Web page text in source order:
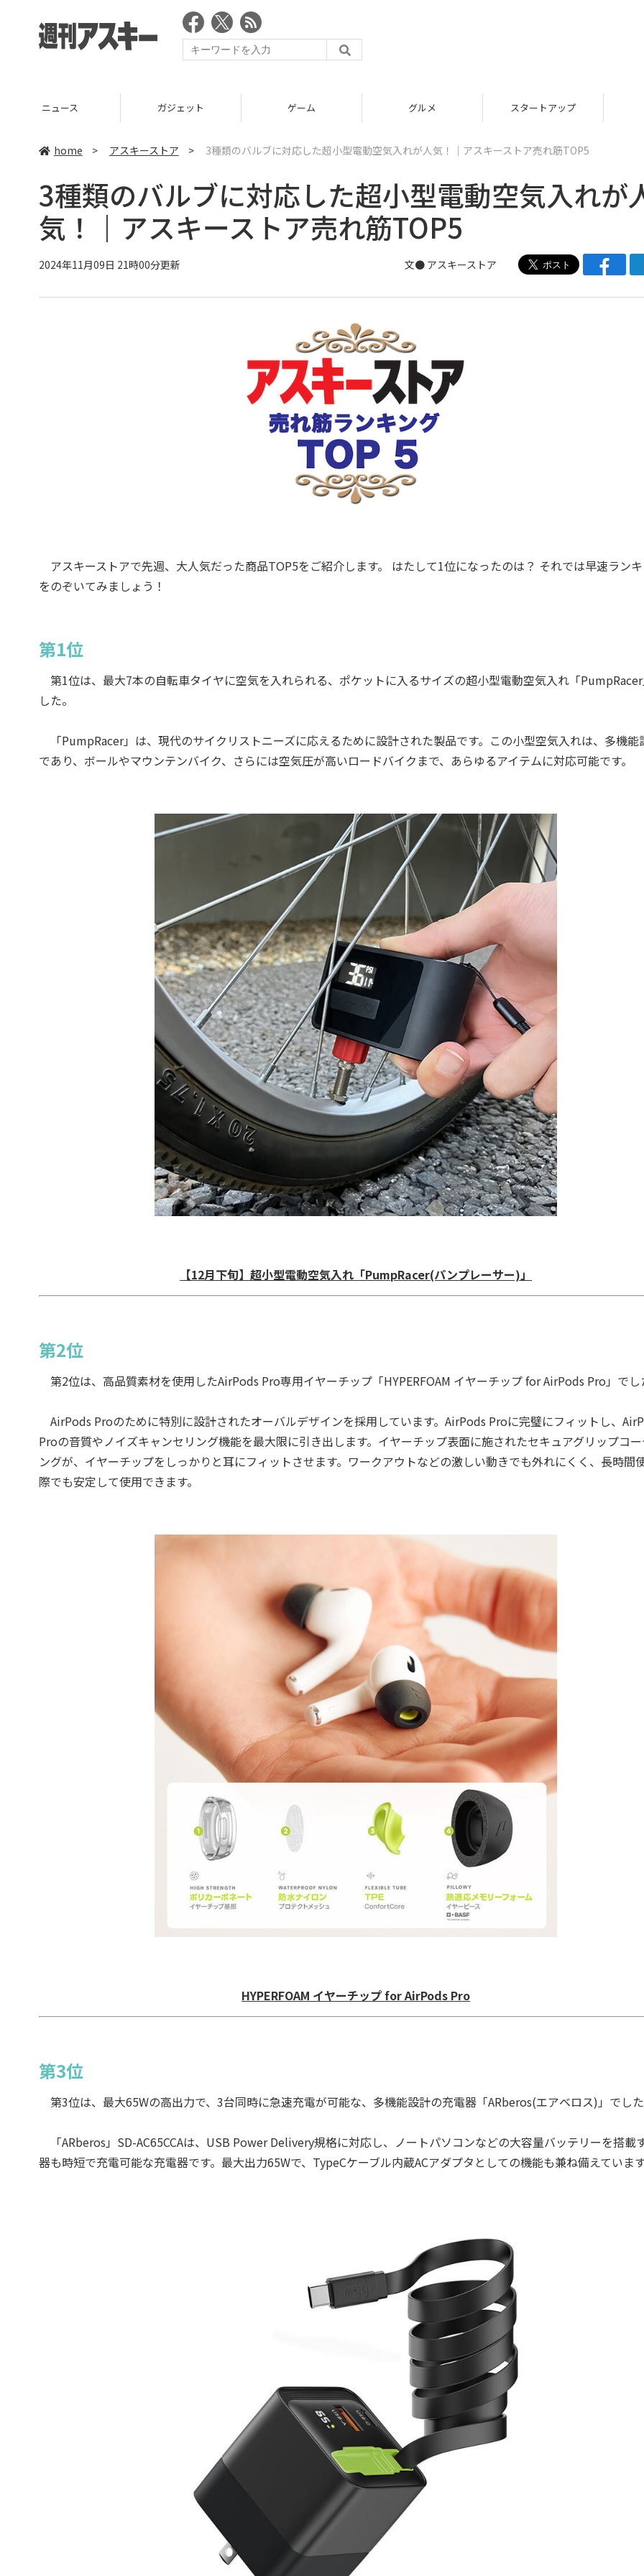
ニュース ガジェット ゲーム グルメ スタートアップ
home > アスキーストア > 3種類のバルブに対応した超小型電動空気入れが人気！｜アスキーストア売れ筋TOP5
3種類のバルブに対応した超小型電動空気入れが
気！｜アスキーストア売れ筋TOP5
2024年11月09日 21時00分更新 文● アスキーストア
アスキーストアで先週、大人気だった商品TOP5をご紹介します。 はたして1位になったのは？ それでは早速ラン
をのぞいてみましょう！
第1位
第1位は、最大7本の自転車タイヤに空気を入れられる、ポケットに入るサイズの超小型電動空気入れ「
した。
「PumpRacer」は、現代のサイクリストニーズに応えるために設計された製品です。この小型空気入れは、多機能
であり、ボールやマウンテンバイク、さらには空気圧が高いロードバイクまで、あらゆるアイテムに対応可能です。
【12月下旬】超小型電動空気入れ「PumpRacer(パンプレーサー)」
第2位
第2位は、高品質素材を使用したAirPods Pro専用イヤーチップ「HYPERFOAM イヤーチップ for AirPods Pro」でし
AirPods Proのために特別に設計されたオーバルデザインを採用しています。AirPods Proに完璧にフィットし、
Proの音質やノイズキャンセリング機能を最大限に引き出します。イヤーチップ表面に施されたセキュアグリップコー
ングが、イヤーチップをしっかりと耳にフィットさせます。ワークアウトなどの激しい動きでも外れにくく、長時間
際でも安定して使用できます。
HYPERFOAM イヤーチップ for AirPods Pro
第3位
第3位は、最大65Wの高出力で、3台同時に急速充電が可能な、多機能設計の充電器「ARberos(エアベロス)」でした
「ARberos」SD-AC65CCAは、USB Power Delivery規格に対応し、ノートパソコンなどの大容量バッテリーを搭載
器も時短で充電可能な充電器です。最大出力65Wで、TypeCケーブル内蔵ACアダプタとしての機能も兼ね備えています